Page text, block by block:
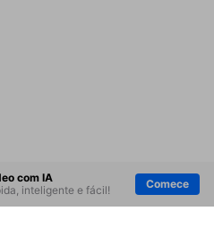
com IA
inteligente e fácil!
Comece